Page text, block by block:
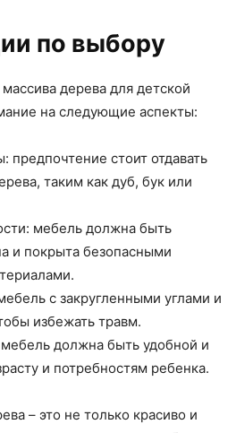
по выбору
дерева для детской
на следующие аспекты:
предпочтение стоит отдавать
таким как дуб, бук или
мебель должна быть
и покрыта безопасными
с закругленными углами и
избежать травм.
должна быть удобной и
и потребностям ребенка.
– это не только красиво и